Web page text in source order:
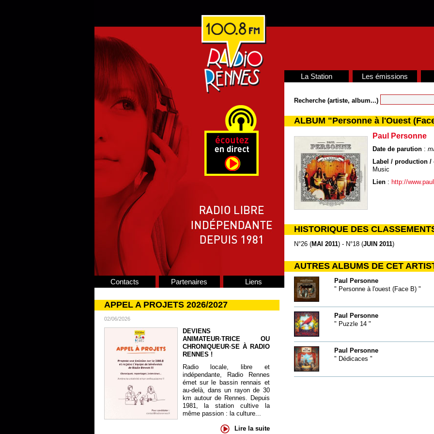
Contacts Partenaires Liens
APPEL A PROJETS 2026/2027
02/06/2026
DEVIENS
ANIMATEUR·TRICE OU
CHRONIQUEUR·SE À RADIO
RENNES !
Radio locale, libre et
indépendante, Radio Rennes
émet sur le bassin rennais et
au-delà, dans un rayon de 30
km autour de Rennes. Depuis
1981, la station cultive la
même passion : la culture...
Lire la suite
La Station Les émissions
Recherche (artiste, album...)
ALBUM "Personne à l'Ouest
Paul Personne
Date de parution:
Label / production
Music
Lien: http://
HISTORIQUE DES
N°26 (MAI 2011) - N°18 (JUIN 2011)
AUTRES ALBUMS DE CET
Paul Personne
" Personne à l'ouest (Face B) "
Paul Personne
" Puzzle 14 "
Paul Personne
" Dédicaces "